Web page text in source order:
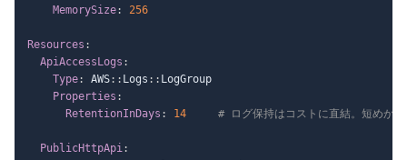
MemorySize: 256
Resources :
ApiAccessLogs :
Type: AWS: : Logs : : LogGroup
Properties :
RetentionInDays : 14 # ログ保持はコストに直結。短めから
PublicHttpApi: